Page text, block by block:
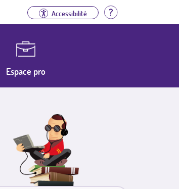
Accessibilité Aide
Espace pro